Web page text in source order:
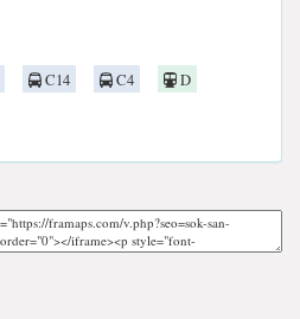
C14 C4
D